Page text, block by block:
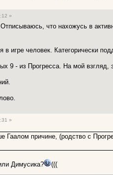
»
что нахожусь в
игре человек. Категорически
9 - из Прогресса. На мой взгляд,
»
Гаалом причине, (родство с
Димусика? (((